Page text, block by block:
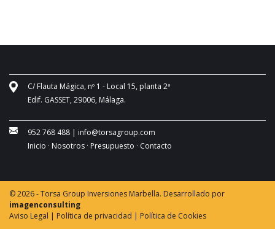
C/ Flauta Mágica, nº 1 - Local 15, planta 2ª
Edif. GASSET, 29006, Málaga.
952 768 488 | info@torsagroup.com
Inicio · Nosotros · Presupuesto · Contacto
© 2026 - Torsa Group Inversiones Marbella. Desarrollado por
imagenconsulting
Aviso Legal | Política de privacidad | Política de Cookies